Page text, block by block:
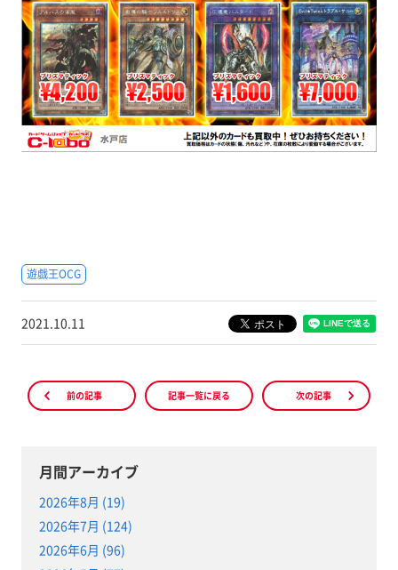
遊戯王OCG
2021.10.11
前の記事 記事一覧に戻る 次の記事
月間アーカイブ
2026年8月 (19)
2026年7月 (124)
2026年6月 (96)